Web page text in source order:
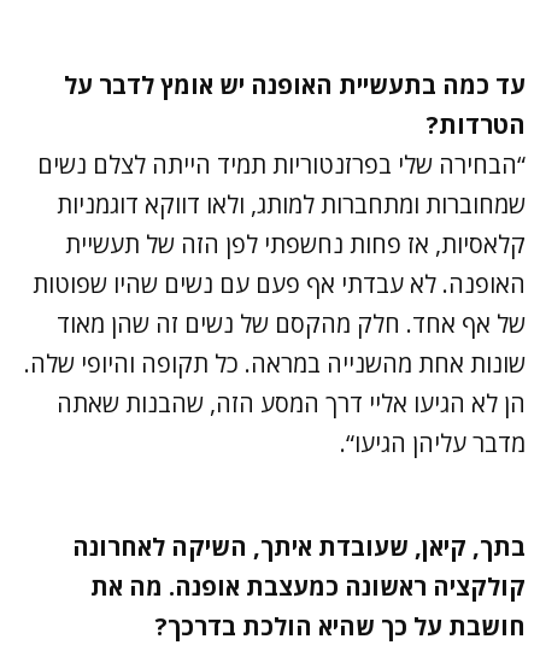
עד כמה בתעשיית האופנה יש אומץ לדבר על
הטרדות?
“הבחירה שלי בפרזנטוריות תמיד הייתה לצלם נשים
שמחוברות ומתחברות למותג, ולאו דווקא דוגמניות
קלאסיות, אז פחות נחשפתי לפן הזה של תעשיית
האופנה. לא עבדתי אף פעם עם נשים שהיו שפוטות
של אף אחד. חלק מהקסם של נשים זה שהן מאוד
שונות אחת מהשנייה במראה. כל תקופה והיופי שלה.
הן לא הגיעו אליי דרך המסע הזה, שהבנות שאתה
מדבר עליהן הגיעו“.
בתך, קיאן, שעובדת איתך, השיקה לאחרונה
קולקציה ראשונה כמעצבת אופנה. מה את
חושבת על כך שהיא הולכת בדרכך?